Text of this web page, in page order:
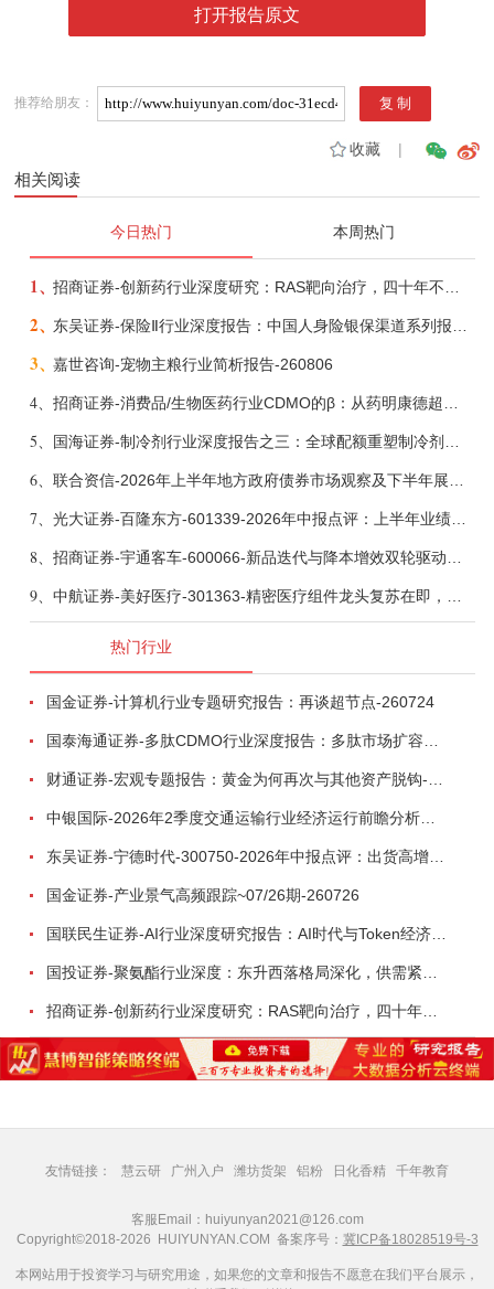
打开报告原文
推荐给朋友：
收藏|
相关阅读
今日热门 本周热门
1、
2、
3、嘉世咨询-宠物主粮行业简析报告-260806
4、
5、
6、
7、 光大证券-百隆东方-601339-2026年中报点评：上半年业绩表现高增，国内外产能均有亮眼表现-260807
8、
9、
热门行业
国金证券-计算机行业专题研究报告：再谈超节点-260724
中银国际-2026年2季度交通运输行业经济运行前瞻分析：地缘冲突致航运和航空景气度分化，交通基础设施板块总体呈现稳健特征-260724
东吴证券-宁德时代-300750-2026年中报点评：出货高增业绩稳健，回购彰显龙头信心-260726
国金证券-产业景气高频跟踪~07/26期-260726
国联民生证券-AI行业深度研究报告：AI时代与Token经济，从技术符号到数字石油-260801
招商证券-创新药行业深度研究：RAS靶向治疗，四十年不可成药的终结，与终结之后的治疗格局演化-260805
友情链接： 慧云研 广州入户 潍坊货架 铝粉 日化香精 千年教育
客服Email：huiyunyan2021@126.com
Copyright©2018-2026 HUIYUNYAN.COM 备案序号： 冀ICP备18028519号-3
本网站用于投资学习与研究用途，如果您的文章和报告不愿意在我们平台展示，